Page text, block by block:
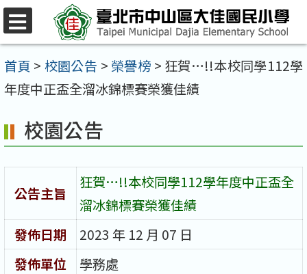
跳
至
主
要
容
區
首頁 > 校園公告 > 榮譽榜 > 狂賀…!!本校同學112學
年度中正盃全溜冰錦標賽榮獲佳績
校園公告
公告主旨
狂賀…!!本校同學112學年度中正盃全
溜冰錦標賽榮獲佳績
發佈日期
2023 年 12 月 07 日
發佈單位
學務處
選
單